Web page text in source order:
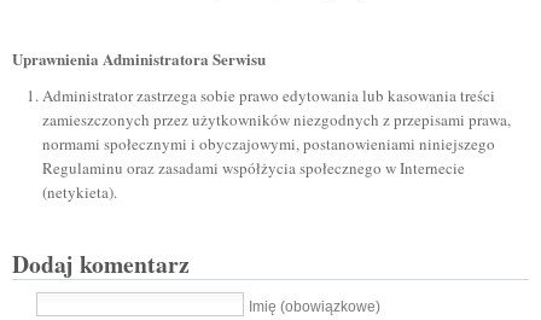
Uprawnienia Administratora Serwisu
Administrator zastrzega sobie prawo edytowania lub kasowania treści
zamieszczonych przez użytkowników niezgodnych z przepisami prawa,
normami społecznymi i obyczajowymi, postanowieniami niniejszego
Regulaminu oraz zasadami współżycia społecznego w Internecie
(netykieta).
Dodaj komentarz
Imię (obowiązkowe)